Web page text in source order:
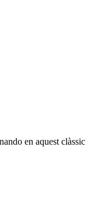
en aquest clàssic